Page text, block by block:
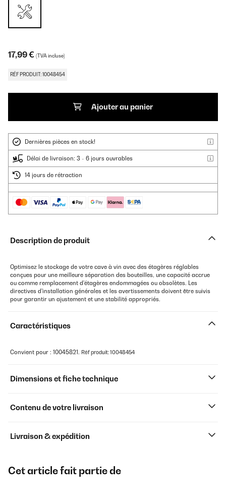
17,99 € (TVA incluse)
RÉF PRODUIT: 10048454
Ajouter au panier
Dernières pièces en stock!
Délai de livraison: 3 - 6 jours ouvrables
14 jours de rétraction
Description de produit
Optimisez le stockage de votre cave à vin avec des étagères réglables
conçues pour une meilleure séparation des bouteilles, une capacité accrue
ou comme remplacement d'étagères endommagées ou obsolètes. Les
directives d'installation générales et les avertissements doivent être suivis
pour garantir un ajustement et une stabilité appropriés.
Caractéristiques
Convient pour : 10045821. Réf produit: 10048454
Dimensions et fiche technique
Contenu de votre livraison
Livraison & expédition
Cet article fait partie de